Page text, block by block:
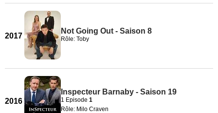
2017
Not Going Out - Saison 8
Rôle: Toby
2016
Inspecteur Barnaby - Saison 19
1 Episode 1
Rôle: Milo Craven